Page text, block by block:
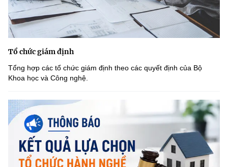
Tổ chức giám định
Tổng hợp các tổ chức giám định theo các quyết định của Bộ
Khoa học và Công nghệ.